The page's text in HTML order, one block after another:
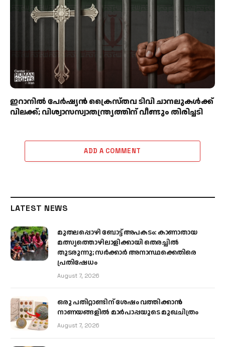
ഇറാനിൽ പേർഷ്യൻ ക്രൈസ്തവ ടിവി ചാനലുകൾക്ക്
വിലക്ക്; വിശ്വാസസ്വാതന്ത്ര്യത്തിന് വീണ്ടും തിരിച്ചടി
ADD A COMMENT
LATEST NEWS
മുതലപ്പൊഴി ബോട്ട് അപകടം: കാണാതായ
മത്സ്യത്തൊഴിലാളിക്കായി തെരച്ചിൽ
തുടരുന്നു; സർക്കാർ അനാസ്ഥക്കെതിരെ
പ്രതിഷേധം
August 7, 2026
ഒരു പതിറ്റാണ്ടിന് ശേഷം വത്തിക്കാൻ
നാണയങ്ങളിൽ മാർപാപ്പയുടെ മുഖചിത്രം
August 7, 2026